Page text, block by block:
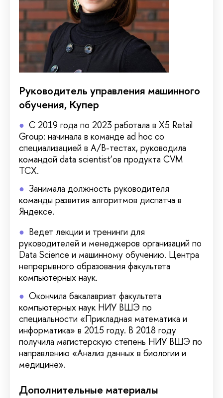
Руководитель управления машинного
обучения, Купер
С 2019 года по 2023 работала в Х5 Retail
Group: начинала в команде ad hoc со
специализацией в A/B-тестах, руководила
командой data scientist’ов продукта CVM
TCX.
Занимала должность руководителя
команды развития алгоритмов диспатча в
Яндексе.
Ведет лекции и тренинги для
руководителей и менеджеров организаций по
Data Science и машинному обучению. Центра
непрерывного образования факультета
компьютерных наук.
Окончила бакалавриат факультета
компьютерных наук НИУ ВШЭ по
специальности «Прикладная математика и
информатика» в 2015 году. В 2018 году
получила магистерскую степень НИУ ВШЭ по
направлению «Анализ данных в биологии и
медицине».
Дополнительные материалы